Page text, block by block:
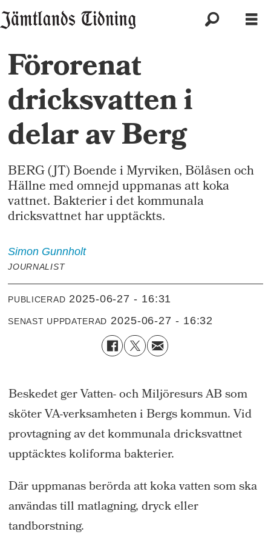
Förorenat
dricksvatten i
delar av Berg
BERG (JT) Boende i Myrviken, Bölåsen och
Hällne med omnejd uppmanas att koka
vattnet. Bakterier i det kommunala
dricksvattnet har upptäckts.
Simon Gunnholt
JOURNALIST
PUBLICERAD 2025-06-27 - 16:31
SENAST UPPDATERAD 2025-06-27 - 16:32
Beskedet ger Vatten- och Miljöresurs AB som
sköter VA-verksamheten i Bergs kommun. Vid
provtagning av det kommunala dricksvattnet
upptäcktes koliforma bakterier.
Där uppmanas berörda att koka vatten som ska
användas till matlagning, dryck eller
tandborstning.